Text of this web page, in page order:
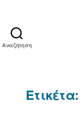
Αναζήτηση
Ετικέτα: